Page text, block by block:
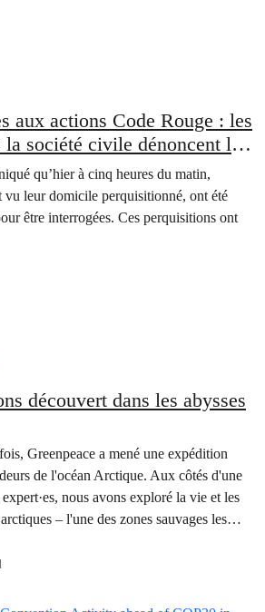
aux actions Code Rouge : les
la société civile dénoncent la
mouvements sociaux
qu’hier à cinq heures du matin,
vu leur domicile perquisitionné, ont été
être interrogées. Ces perquisitions ont
découvert dans les abysses
Greenpeace a mené une expédition
de l'océan Arctique. Aux côtés d'une
nous avons exploré la vie et les
– l'une des zones sauvages les
– et ce que nous avons trouvé nous